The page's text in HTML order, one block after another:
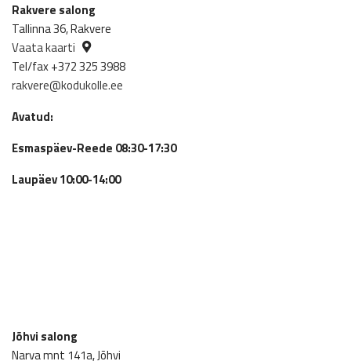
Rakvere salong
Tallinna 36, Rakvere
Vaata kaarti
Tel/fax +372 325 3988
rakvere@kodukolle.ee
Avatud:
Esmaspäev-Reede 08:30-17:30
Laupäev 10:00-14:00
Jõhvi salong
Narva mnt 141a, Jõhvi